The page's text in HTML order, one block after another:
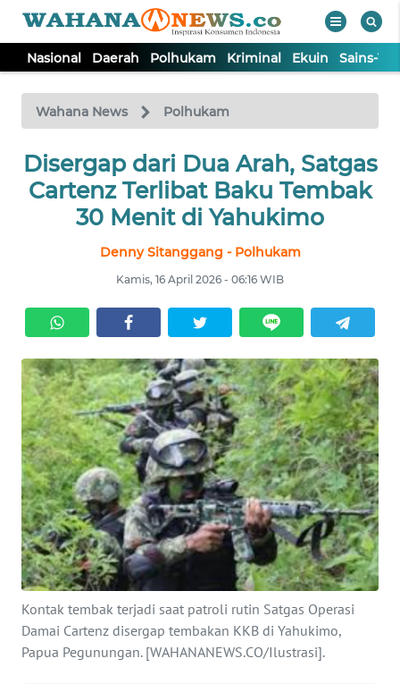
Nasional Daerah Polhukam Kriminal Ekuin Sains-
Wahana News Polhukam
Disergap dari Dua Arah, Satgas
Cartenz Terlibat Baku Tembak
30 Menit di Yahukimo
Denny Sitanggang - Polhukam
Kamis, 16 April 2026 - 06:16 WIB
Kontak tembak terjadi saat patroli rutin Satgas Operasi
Damai Cartenz disergap tembakan KKB di Yahukimo,
Papua Pegunungan. [WAHANANEWS.CO/Ilustrasi].
TV
Tutup
NASIONAL
KRIMINAL
EKUIN
SAINS-TEKNO
KESEHATAN
INTERNASIONAL
SERBA-SERBI
PENDIDIKAN
OLAHRAGA